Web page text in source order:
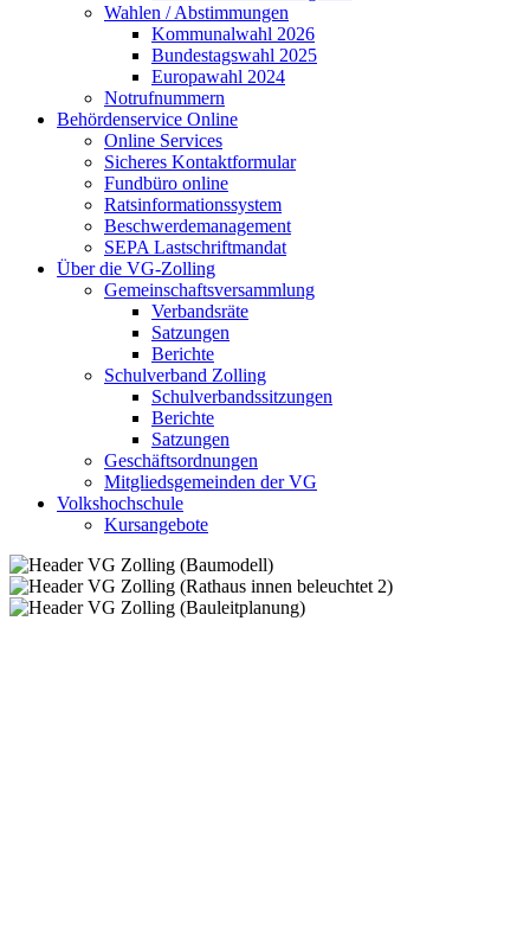
Wahlen / Abstimmungen
Kommunalwahl 2026
Bundestagswahl 2025
Europawahl 2024
Notrufnummern
Behördenservice Online
Online Services
Sicheres Kontaktformular
Fundbüro online
Ratsinformationssystem
Beschwerdemanagement
SEPA Lastschriftmandat
Über die VG-Zolling
Gemeinschaftsversammlung
Verbandsräte
Satzungen
Berichte
Schulverband Zolling
Schulverbandssitzungen
Berichte
Satzungen
Geschäftsordnungen
Mitgliedsgemeinden der VG
Volkshochschule
Kursangebote